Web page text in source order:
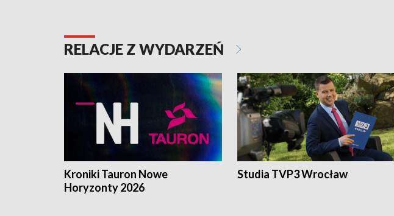
RELACJE Z WYDARZEŃ
Kroniki Tauron Nowe
Horyzonty 2026
Studia TVP3 Wrocław